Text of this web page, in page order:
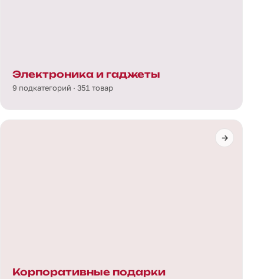
Электроника и гаджеты
9 подкатегорий · 351 товар
Корпоративные подарки